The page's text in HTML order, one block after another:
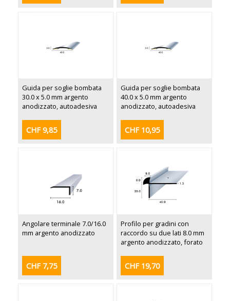
Guida per soglie bombata
30.0 x 5.0 mm argento
anodizzato, autoadesiva
CHF 9,85
Guida per soglie bombata
40.0 x 5.0 mm argento
anodizzato, autoadesiva
CHF 10,95
Angolare terminale 7.0/16.0
mm argento anodizzato
CHF 7,75
Profilo per gradini con
raccordo su due lati 8.0 mm
argento anodizzato, forato
CHF 19,70